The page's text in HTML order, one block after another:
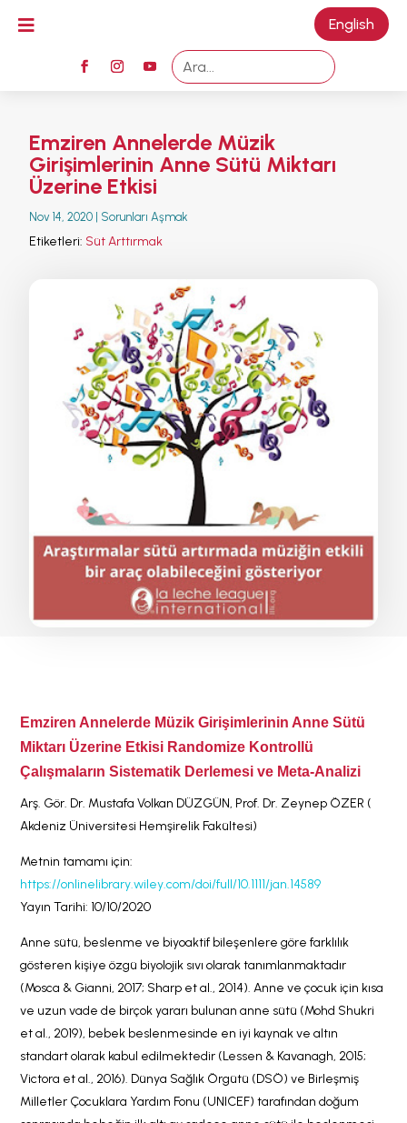
 English
M
Emziren Annelerde Müzik
Girişimlerinin Anne Sütü Miktarı
Üzerine Etkisi
Nov 14, 2020 Sorunları Aşmak
Etiketleri: Süt Arttırmak
Emziren Annelerde Müzik Girişimlerinin Anne Sütü
Miktarı Üzerine Etkisi Randomize Kontrollü
Çalışmaların Sistematik Derlemesi ve Meta-Analizi
Arş. Gör. Dr. Mustafa Volkan DÜZGÜN, Prof. Dr. Zeynep ÖZER (
Akdeniz Üniversitesi Hemşirelik Fakültesi)
Metnin tamamı için:
https://onlinelibrary.wiley.com/doi/full/10.1111/jan.14589
Yayın Tarihi: 10/10/2020
Anne sütü, beslenme ve biyoaktif bileşenlere göre farklılık
gösteren kişiye özgü biyolojik sıvı olarak tanımlanmaktadır
(Mosca & Gianni, 2017; Sharp et al., 2014). Anne ve çocuk için kısa
ve uzun vade de birçok yararı bulunan anne sütü (Mohd Shukri
et al., 2019), bebek beslenmesinde en iyi kaynak ve altın
standart olarak kabul edilmektedir (Lessen & Kavanagh, 2015;
Victora et al., 2016). Dünya Sağlık Örgütü (DSÖ) ve Birleşmiş
Milletler Çocuklara Yardım Fonu (UNICEF) tarafından doğum